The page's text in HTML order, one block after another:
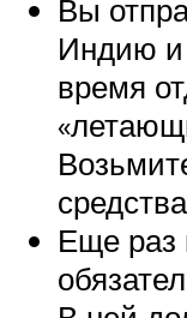
Вы
Индию и
время
Еще раз